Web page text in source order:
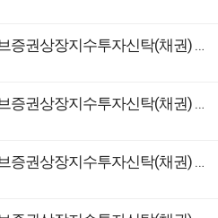
한화 PLUS 미국채30년액티브증권상장지수투자신탁(채권) ETF 분배락 기준가격 안내
한화 PLUS 미국채30년액티브증권상장지수투자신탁(채권) ETF 분배락 기준가격 안내
한화 PLUS 미국채30년액티브증권상장지수투자신탁(채권) ETF 분배락 기준가격 안내